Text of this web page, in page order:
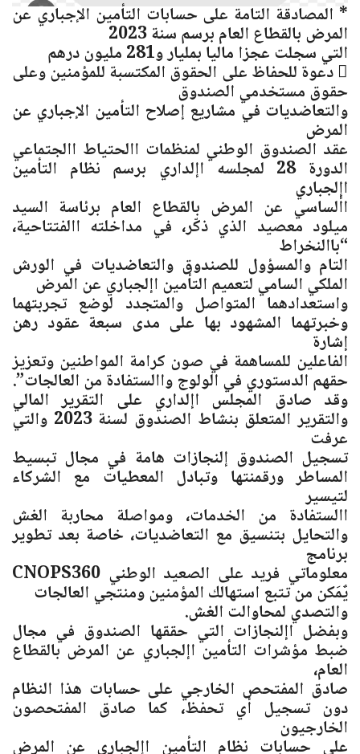
* المصادقة التامة على حسابات التأمين الإجباري عن
المرض بالقطاع العام برسم سنة 2023
التي سجلت عجزا ماليا بمليار و281 مليون درهم
 دعوة للحفاظ على الحقوق المكتسبة للمؤمنين وعلى
حقوق مستخدمي الصندوق
والتعاضديات في مشاريع إصلاح التأمين الإجباري عن
المرض
عقد الصندوق الوطني لمنظمات االحتياط االجتماعي
الدورة 28 لمجلسه اإلداري برسم نظام التأمين
اإلجباري
األساسي عن المرض بالقطاع العام برئاسة السيد
ميلود معصيد الذي ذكّر، في مداخلته االفتتاحية،
“باالنخراط
التام والمسؤول للصندوق والتعاضديات في الورش
الملكي السامي لتعميم التأمين اإلجباري عن المرض
واستعدادهما المتواصل والمتجدد لوضع تجربتهما
وخبرتهما المشهود بها على مدى سبعة عقود رهن
إشارة
الفاعلين للمساهمة في صون كرامة المواطنين وتعزيز
حقهم الدستوري في الولوج واالستفادة من العالجات”.
وقد صادق المجلس اإلداري على التقرير المالي
والتقرير المتعلق بنشاط الصندوق لسنة 2023 والتي
عرفت
تسجيل الصندوق إلنجازات هامة في مجال تبسيط
المساطر ورقمنتها وتبادل المعطيات مع الشركاء
لتيسير
االستفادة من الخدمات، ومواصلة محاربة الغش
والتحايل بتنسيق مع التعاضديات، خاصة بعد تطوير
برنامج
معلوماتي فريد على الصعيد الوطني CNOPS360
يٌمَكن من تتبع استهالك المؤمنين ومنتجي العالجات
والتصدي لمحاوالت الغش.
وبفضل اإلنجازات التي حققها الصندوق في مجال
ضبط مؤشرات التأمين اإلجباري عن المرض بالقطاع
العام،
صادق المفتحص الخارجي على حسابات هذا النظام
دون تسجيل أي تحفظ، كما صادق المفتحصون
الخارجيون
على حسابات نظام التأمين اإلجباري عن المرض